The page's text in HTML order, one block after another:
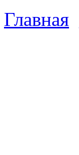
Главная